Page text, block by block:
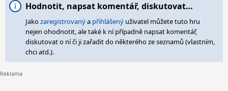
Hodnotit, napsat komentář, diskutovat…
Jakozaregistrovanýa přihlášený uživatel můžete tuto hru
nejen ohodnotit, ale také k ní případně napsat komentář,
diskutovat o ní či ji zařadit do některého ze seznamů (vlastním,
chci atd.).